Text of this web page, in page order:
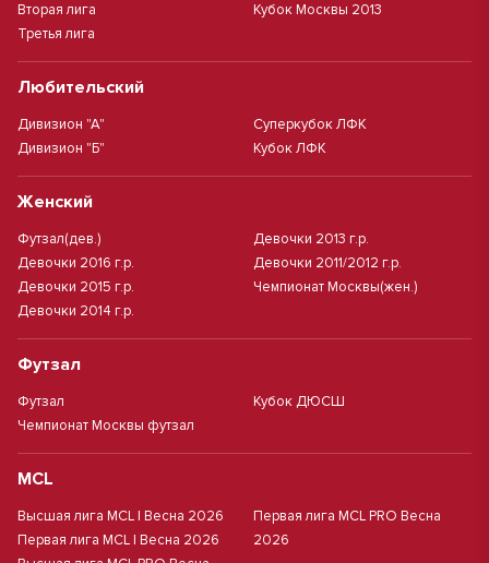
Вторая лига
Третья лига
Кубок Москвы 2013
Любительский
Дивизион "А"
Дивизион "Б"
Суперкубок ЛФК
Кубок ЛФК
Женский
Футзал(дев.)
Девочки 2016 г.р.
Девочки 2015 г.р.
Девочки 2014 г.р.
Девочки 2013 г.р.
Девочки 2011/2012 г.р.
Чемпионат Москвы(жен.)
Футзал
Футзал
Чемпионат Москвы футзал
Кубок ДЮСШ
MCL
Высшая лига MCL | Весна 2026
Первая лига MCL | Весна 2026
Первая лига MCL PRO Весна
2026